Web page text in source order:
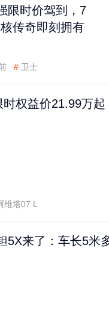
限时价驾到，7
传奇即刻拥有
# 卫士
时权益价21.99万
维塔07 L
5X来了：车长5米